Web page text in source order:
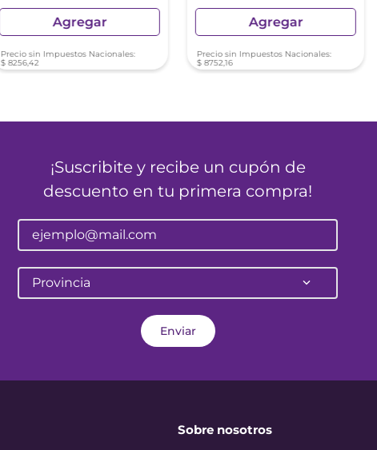
Agregar
Precio sin Impuestos Nacionales:
$ 8256,42
Agregar
Precio sin Impuestos Nacionales:
$ 8752,16
¡Suscribite y recibe un cupón de
descuento en tu primera compra!
Provincia
Enviar
Sobre nosotros